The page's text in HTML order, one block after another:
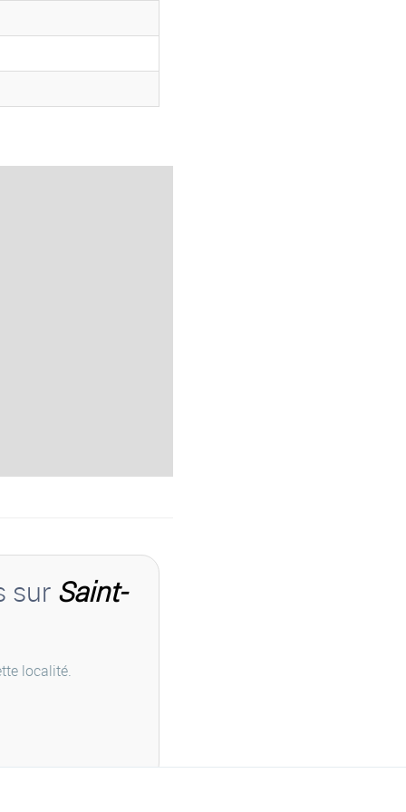
sur Saint-
localité.